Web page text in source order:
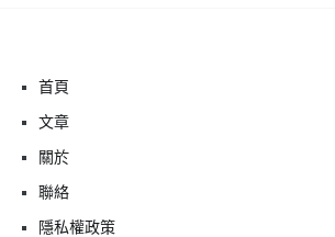
首頁
文章
關於
聯絡
隱私權政策